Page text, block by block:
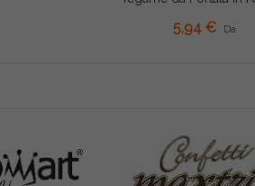
5,94 € Da